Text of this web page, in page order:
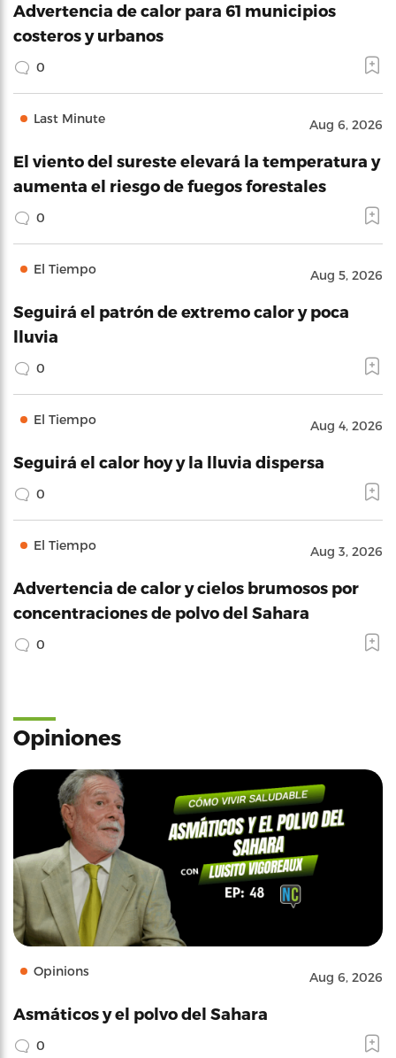
Advertencia de calor para 61 municipios
costeros y urbanos
0
Last Minute Aug 6, 2026
El viento del sureste elevará la temperatura y
aumenta el riesgo de fuegos forestales
0
El Tiempo Aug 5, 2026
Seguirá el patrón de extremo calor y poca
lluvia
0
El Tiempo Aug 4, 2026
Seguirá el calor hoy y la lluvia dispersa
0
El Tiempo Aug 3, 2026
Advertencia de calor y cielos brumosos por
concentraciones de polvo del Sahara
0
Opiniones
Opinions Aug 6, 2026
Asmáticos y el polvo del Sahara
0